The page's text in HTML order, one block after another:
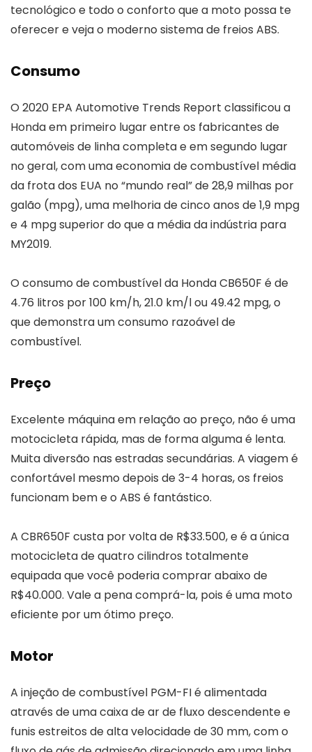
tecnológico e todo o conforto que a moto possa te
oferecer e veja o moderno sistema de freios ABS.
Consumo
O 2020 EPA Automotive Trends Report classificou a
Honda em primeiro lugar entre os fabricantes de
automóveis de linha completa e em segundo lugar
no geral, com uma economia de combustível média
da frota dos EUA no “mundo real” de 28,9 milhas por
galão (mpg), uma melhoria de cinco anos de 1,9 mpg
e 4 mpg superior do que a média da indústria para
MY2019.
O consumo de combustível da Honda CB650F é de
4.76 litros por 100 km/h, 21.0 km/l ou 49.42 mpg, o
que demonstra um consumo razoável de
combustível.
Preço
Excelente máquina em relação ao preço, não é uma
motocicleta rápida, mas de forma alguma é lenta.
Muita diversão nas estradas secundárias. A viagem é
confortável mesmo depois de 3-4 horas, os freios
funcionam bem e o ABS é fantástico.
A CBR650F custa por volta de R$33.500, e é a única
motocicleta de quatro cilindros totalmente
equipada que você poderia comprar abaixo de
R$40.000. Vale a pena comprá-la, pois é uma moto
eficiente por um ótimo preço.
Motor
A injeção de combustível PGM-FI é alimentada
através de uma caixa de ar de fluxo descendente e
funis estreitos de alta velocidade de 30 mm, com o